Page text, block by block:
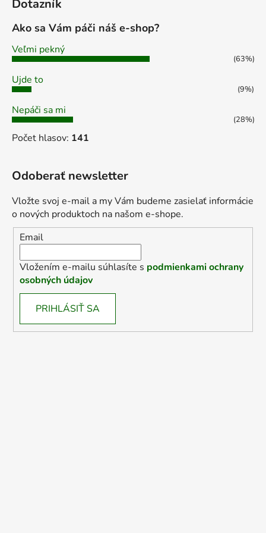
s
u
Dotazník
Ako sa Vám páči náš e-shop?
Veľmi pekný
(63%)
Ujde to
(9%)
Nepáči sa mi
(28%)
Počet hlasov: 141
Odoberať newsletter
Vložte svoj e-mail a my Vám budeme zasielať informácie
o nových produktoch na našom e-shope.
Email
Vložením e-mailu súhlasíte s podmienkami ochrany
osobných údajov
PRIHLÁSIŤ SA